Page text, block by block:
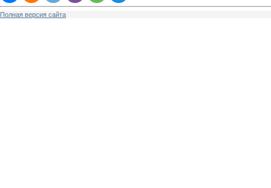
Полная версия сайта